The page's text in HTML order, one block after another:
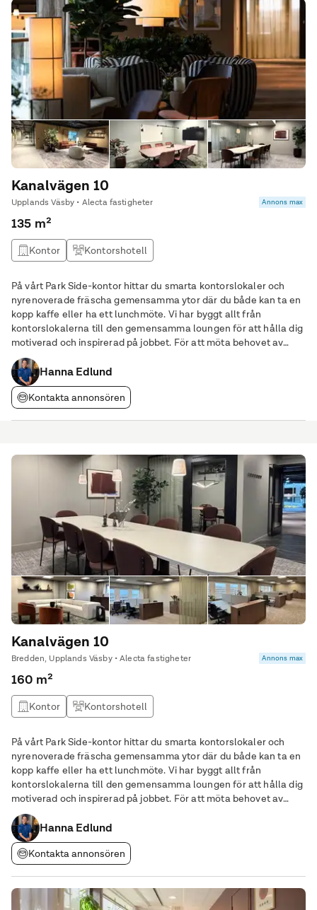
Kanalvägen 10
Upplands Väsby • Alecta fastigheter Annons max
135 m²
Kontor Kontorshotell
På vårt Park Side-kontor hittar du smarta kontorslokaler och
nyrenoverade fräscha gemensamma ytor där du både kan ta en
kopp kaffe eller ha ett lunchmöte. Vi har byggt allt från
kontorslokalerna till den gemensamma loungen för att hålla dig
motiverad och inspirerad på jobbet. För att möta behovet av
flexibla kontor bygger vi ut ytterligare av vårt
kontorshotellskoncept i Bredden. När du hyr
Hanna Edlund
Kontakta annonsören
Kanalvägen 10
Bredden, Upplands Väsby • Alecta fastigheter Annons max
160 m²
Kontor Kontorshotell
På vårt Park Side-kontor hittar du smarta kontorslokaler och
nyrenoverade fräscha gemensamma ytor där du både kan ta en
kopp kaffe eller ha ett lunchmöte. Vi har byggt allt från
kontorslokalerna till den gemensamma loungen för att hålla dig
motiverad och inspirerad på jobbet. För att möta behovet av
flexibla kontor bygger vi ut ytterligare av vårt
kontorshotellskoncept i Bredden. När du hyr
Hanna Edlund
Kontakta annonsören